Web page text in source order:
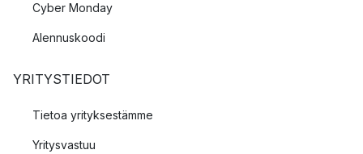
Cyber Monday
Alennuskoodi
YRITYSTIEDOT
Tietoa yrityksestämme
Yritysvastuu